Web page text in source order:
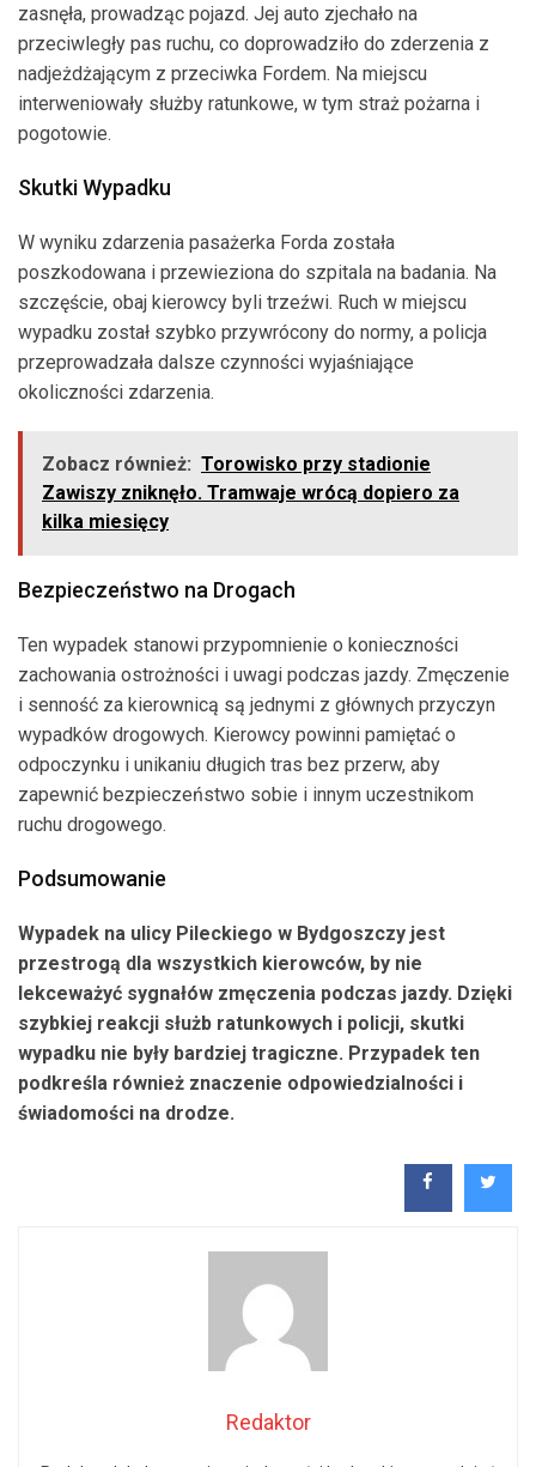
zasnęła, prowadząc pojazd. Jej auto zjechało na
przeciwległy pas ruchu, co doprowadziło do zderzenia z
nadjeżdżającym z przeciwka Fordem. Na miejscu
interweniowały służby ratunkowe, w tym straż pożarna i
pogotowie.
Skutki Wypadku
W wyniku zdarzenia pasażerka Forda została
poszkodowana i przewieziona do szpitala na badania. Na
szczęście, obaj kierowcy byli trzeźwi. Ruch w miejscu
wypadku został szybko przywrócony do normy, a policja
przeprowadzała dalsze czynności wyjaśniające
okoliczności zdarzenia.
Zobacz również: Torowisko przy stadionie
Zawiszy zniknęło. Tramwaje wrócą dopiero za
kilka miesięcy
Bezpieczeństwo na Drogach
Ten wypadek stanowi przypomnienie o konieczności
zachowania ostrożności i uwagi podczas jazdy. Zmęczenie
i senność za kierownicą są jednymi z głównych przyczyn
wypadków drogowych. Kierowcy powinni pamiętać o
odpoczynku i unikaniu długich tras bez przerw, aby
zapewnić bezpieczeństwo sobie i innym uczestnikom
ruchu drogowego.
Podsumowanie
Wypadek na ulicy Pileckiego w Bydgoszczy jest
przestrogą dla wszystkich kierowców, by nie
lekceważyć sygnałów zmęczenia podczas jazdy. Dzięki
szybkiej reakcji służb ratunkowych i policji, skutki
wypadku nie były bardziej tragiczne. Przypadek ten
podkreśla również znaczenie odpowiedzialności i
świadomości na drodze.
Redaktor